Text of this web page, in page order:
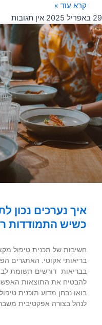
קרא עוד »
29 באפריל 2025
אין תגובות
איך נערכים נכון
כשיש התמודדות
חשיבות של תכנית טיפול
בריאותי אקוטי. האתגרים
בבריאות דורשים תשומת לב
להבטיח את התוצאות
בואו נבחן מדוע תוכנית
לנהל בצורה אפקטיבית משבר